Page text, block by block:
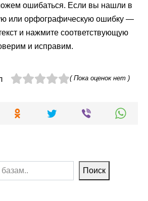
ошибаться. Если вы нашли в
или орфографическую ошибку —
и нажмите соответствующую
и исправим.
( Пока оценок нет )
Поиск